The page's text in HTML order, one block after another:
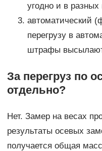
угодно и в разных
автоматический
перегрузу в
штрафы
За перегруз по
отдельно?
Нет. Замер на весах
результаты осевых
получается общая